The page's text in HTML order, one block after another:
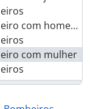
com homem
com mulher